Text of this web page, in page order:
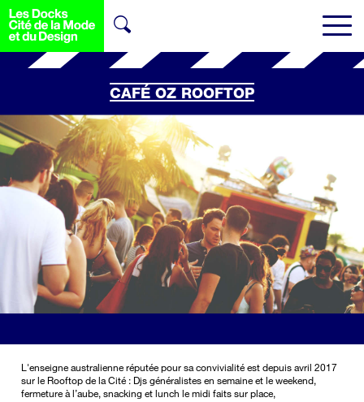
CAFÉ OZ ROOFTOP
L'enseigne australienne réputée pour sa convivialité est depuis avril 2017
sur le Rooftop de la Cité : Djs généralistes en semaine et le weekend,
fermeture à l’aube, snacking et lunch le midi faits sur place,